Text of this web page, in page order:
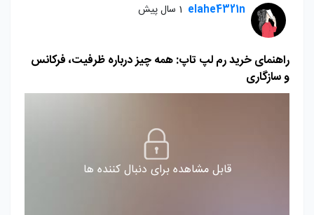
elahe4321n 1 سال پیش
راهنمای خرید رم لپ تاپ: همه چیز درباره ظرفیت، فرکانس
و سازگاری
قابل مشاهده برای دنبال کننده ها